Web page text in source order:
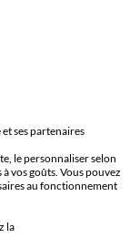
ses partenaires
le personnaliser selon
vos goûts. Vous pouvez
au fonctionnement
la